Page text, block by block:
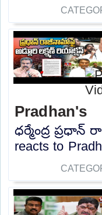
Pradhan's
ధర్మేంద్ర ప్రధాన్
reacts to